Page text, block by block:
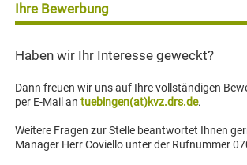
Ihre Bewerbung
Haben wir Ihr Interesse geweckt?
Dann freuen wir uns auf Ihre vollständigen
per E-Mail antuebingen(at)kvz.drs.de.
Weitere Fragen zur Stelle beantwortet Ihnen
Manager Herr Coviello unter der Rufnummer